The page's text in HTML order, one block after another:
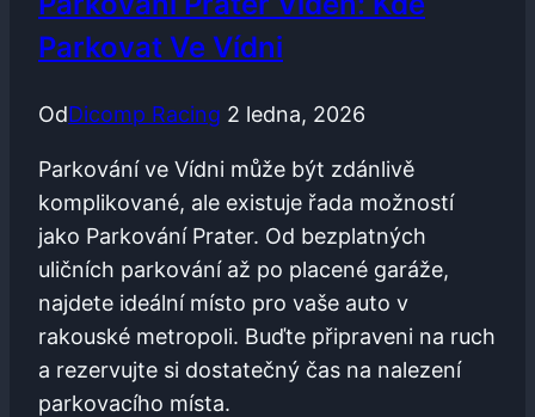
Místo
Parkovat Ve Vídni
OdDicomp Racing 2 ledna, 2026
Parkování ve Vídni může být zdánlivě
komplikované, ale existuje řada možností
jako Parkování Prater. Od bezplatných
uličních parkování až po placené garáže,
najdete ideální místo pro vaše auto v
rakouské metropoli. Buďte připraveni na ruch
a rezervujte si dostatečný čas na nalezení
parkovacího místa.